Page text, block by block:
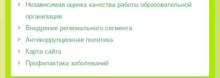
Независимая оценка качества работы образовательной
организации
Внедрение регионального сегмента
Антикоррупционная политика
Карта сайта
Профилактика заболеваний